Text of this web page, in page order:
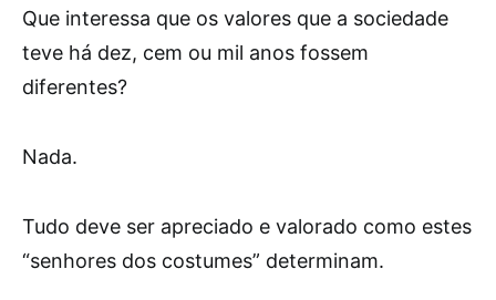
Que interessa que os valores que a sociedade
teve há dez, cem ou mil anos fossem
diferentes?
Nada.
Tudo deve ser apreciado e valorado como estes
“senhores dos costumes” determinam.